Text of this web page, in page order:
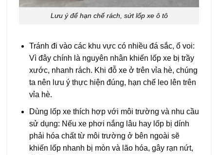
Lưu ý để hạn chế rách, sứt lốp xe ô tô
Tránh đi vào các khu vực có nhiều đá sắc, ổ voi:
Vì đây chính là nguyên nhân khiến lốp xe bị trầy
xước, nhanh rách. Khi đỗ xe ở trên vỉa hè, chúng
ta nên lưu ý thực hiện đúng, hạn chế leo lên trên
vỉa hè.
Dùng lốp xe thích hợp với môi trường và nhu cầu
sử dụng: Nếu xe phơi nắng lâu hay lốp bị dính
phải hóa chất từ môi trường ở bên ngoài sẽ
khiến lốp nhanh bị mòn và lão hóa, gây rạn nứt,